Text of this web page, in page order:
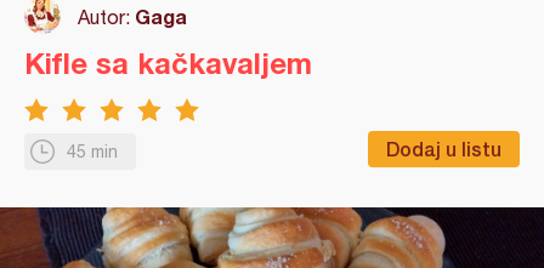
Autor: Gaga
45 min Dodaj u listu
Kifle sa kačkavaljem